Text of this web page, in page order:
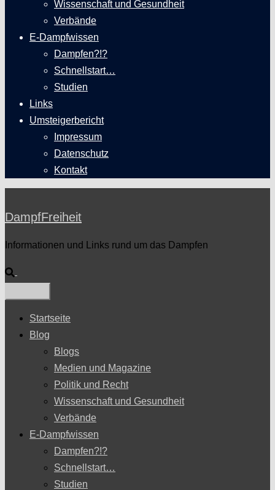
Wissenschaft und Gesundheit
Verbände
E-Dampfwissen
Dampfen?!?
Schnellstart…
Studien
Links
Umsteigerbericht
Impressum
Datenschutz
Kontakt
DampfFreiheit
Informationen und Links rund um das Dampfen
Suche
Startseite
Blog
Blogs
Medien und Magazine
Politik und Recht
Wissenschaft und Gesundheit
Verbände
E-Dampfwissen
Dampfen?!?
Schnellstart…
Studien